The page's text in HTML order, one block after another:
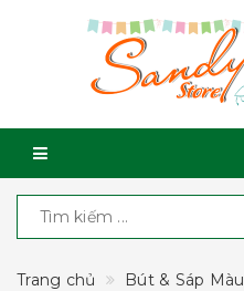
Trang chủ Bút & Sáp Màu